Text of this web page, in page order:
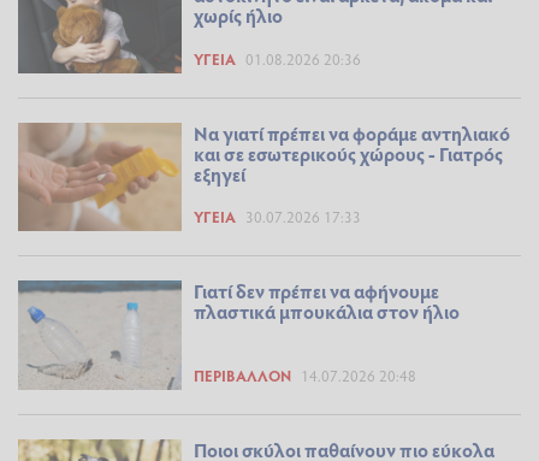
χωρίς ήλιο
ΥΓΕΊΑ 01.08.2026 20:36
Να γιατί πρέπει να φοράμε αντηλιακό
και σε εσωτερικούς χώρους - Γιατρός
εξηγεί
ΥΓΕΊΑ 30.07.2026 17:33
Γιατί δεν πρέπει να αφήνουμε
πλαστικά μπουκάλια στον ήλιο
ΠΕΡΙΒΆΛΛΟΝ 14.07.2026 20:48
Ποιοι σκύλοι παθαίνουν πιο εύκολα